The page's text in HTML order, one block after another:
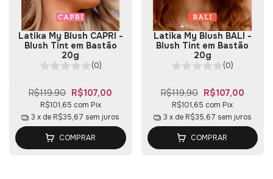
Latika My Blush CAPRI -
Blush Tint em Bastão
20g
(0)
R$119,90 R$107,00
R$101,65 com Pix
3 x de R$35,67 sem juros
COMPRAR
Latika My Blush BALI -
Blush Tint em Bastão
20g
(0)
R$119,90 R$107,00
R$101,65 com Pix
3 x de R$35,67 sem juros
COMPRAR